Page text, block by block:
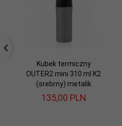
Kubek termiczny
OUTER2 mini 310 ml K2
(srebrny) metalik
135,00 PLN